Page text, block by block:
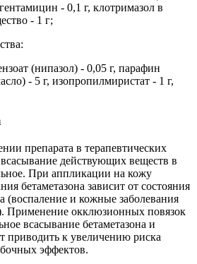
- 0,1 г, клотримазол в
- 1 г;
(нипазол) - 0,05 г, парафин
- 5 г, изопропилмиристат - 1 г,
препарата в терапевтических
всасывание действующих веществ в
При аппликации на кожу
бетаметазона зависит от состояния
(воспаление и кожные заболевания
Применение окклюзионных повязок
всасывание бетаметазона и
приводить к увеличению риска
эффектов.